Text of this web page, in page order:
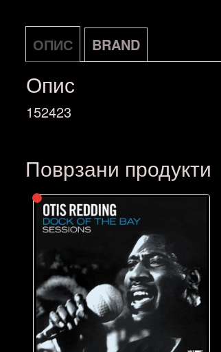
ОПИС BRAND
Опис
152423
Поврзани продукти